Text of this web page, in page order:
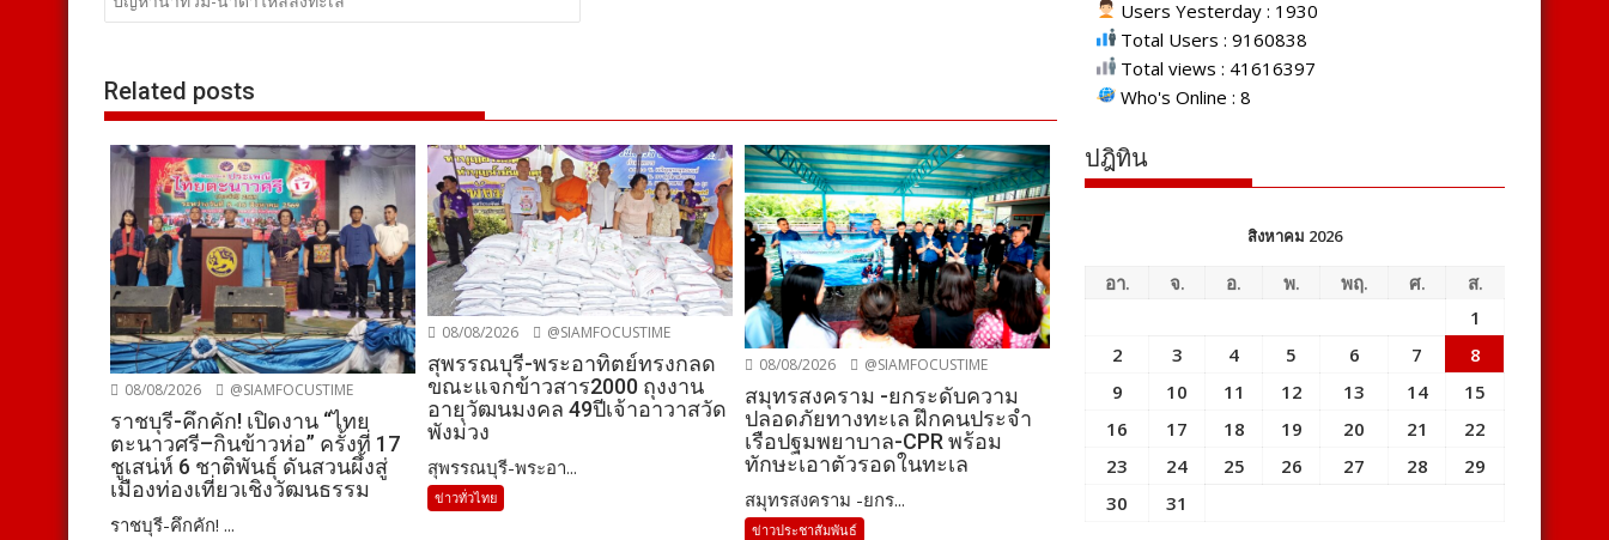
เรื่อง
Related posts
08/08/2026 @SIAMFOCUSTIME
ราชบุรี-คึกคัก! เปิดงาน “ไทย
ตะนาวศรี–กินข้าวห่อ” ครั้งที่ 17
ชูเสน่ห์ 6 ชาติพันธุ์ ดันสวนผึ้งสู่
เมืองท่องเที่ยวเชิงวัฒนธรรม
ราชบุรี-คึกคัก! ...
08/08/2026 @SIAMFOCUSTIME
สุพรรณบุรี-พระอาทิตย์ทรงกลด
ขณะแจกข้าวสาร2000 ถุงงาน
อายุวัฒนมงคล 49ปีเจ้าอาวาสวัด
พังม่วง
สุพรรณบุรี-พระอา...
ข่าวทั่วไทย
08/08/2026 @SIAMFOCUSTIME
สมุทรสงคราม -ยกระดับความ
ปลอดภัยทางทะเล ฝึกคนประจำ
เรือปฐมพยาบาล-CPR พร้อม
ทักษะเอาตัวรอดในทะเล
สมุทรสงคราม -ยกร...
ข่าวประชาสัมพันธ์
Users Yesterday : 1930
Total Users : 9160838
Total views : 41616397
Who's Online : 8
ปฎิทิน
สิงหาคม 2026
อา. จ. อ. พ. พฤ. ศ.
ส.
1
2
3 4 5 6 7
8
9
10 11 12 13 14
15
16
17 18 19 20 21
22
23
24 25 26 27 28
29
30
31